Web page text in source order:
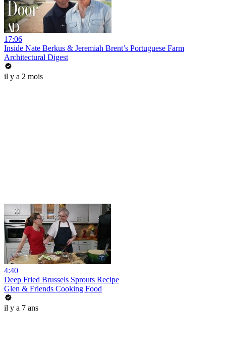
17:06
Inside Nate Berkus & Jeremiah Brent’s Portuguese Farm
Architectural Digest
il y a 2 mois
4:40
Deep Fried Brussels Sprouts Recipe
Glen & Friends Cooking Food
il y a 7 ans